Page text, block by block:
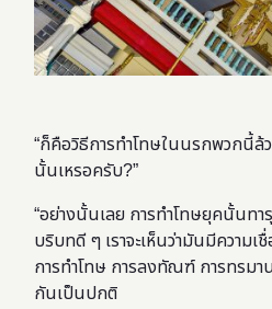
“ก็คือวิธีการทำโทษในนรกพวกนี้
นั้นเหรอครับ?”
“อย่างนั้นเลย การทำโทษยุคนั้นทา
บริบทดี ๆ เราจะเห็นว่ามันมีความ
การทำโทษ การลงทัณฑ์ การทรม
กันเป็นปกติ